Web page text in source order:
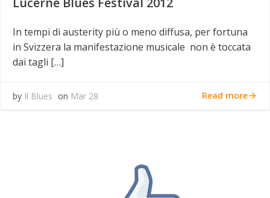
In tempi di austerity più o meno diffusa, per fortuna
in Svizzera la manifestazione musicale non è toccata
dai tagli […]
by Il Blues on Mar 28 Read more